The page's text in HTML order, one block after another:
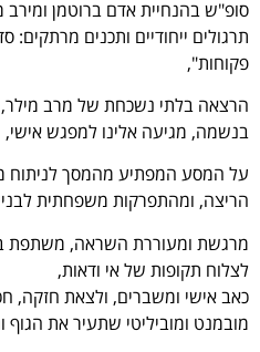
סופ"ש בהנחיית אדם ברוטמן
תרגולים ייחודיים ותכנים מרתקים:
פקוחות",
הרצאה בלתי נשכחת של מרב מילר,
בנשמה, מגיעה אלינו למפגש אישי,
על המסע המפתיע מהמסך לניתוח
הריצה, ומהתפרקות משפחתית
מרגשת ומעוררת השראה, משתפת
לצלוח תקופות של אי ודאות,
כאב אישי ומשברים, ולצאת חזקה,
מובמנט ומוביליטי שתעיר את